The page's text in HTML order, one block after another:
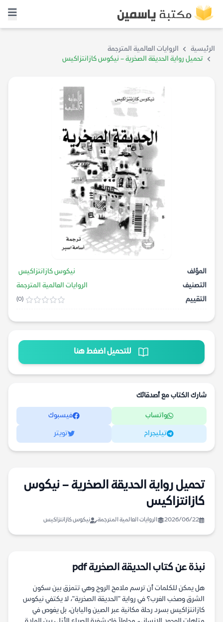
الرئيسية
الروايات العالمية المترجمة
تحميل رواية الحديقة الصخرية – نيكوس كازانتزاكيس
المؤلف
نيكوس كازانتزاكيس
التصنيف
الروايات العالمية المترجمة
التقييم
(0)
للتحميل اضغط هنا
شارك الكتاب مع أصدقائك
واتساب فيسبوك
تيليجرام تويتر
تحميل رواية الحديقة الصخرية – نيكوس
كازانتزاكيس
2026/06/22 الروايات العالمية المترجمة نيكوس كازانتزاكيس
نبذة عن كتاب الحديقة الصخرية pdf
هل يمكن للكلمات أن ترسم ملامح الروح وهي تتمزق بين سكون
الشرق وصخب الغرب؟ في رواية "الحديقة الصخرية"، لا يكتفي نيكوس
كازانتزاكيس بسرد رحلة مكانية عبر الصين واليابان، بل يغوص في